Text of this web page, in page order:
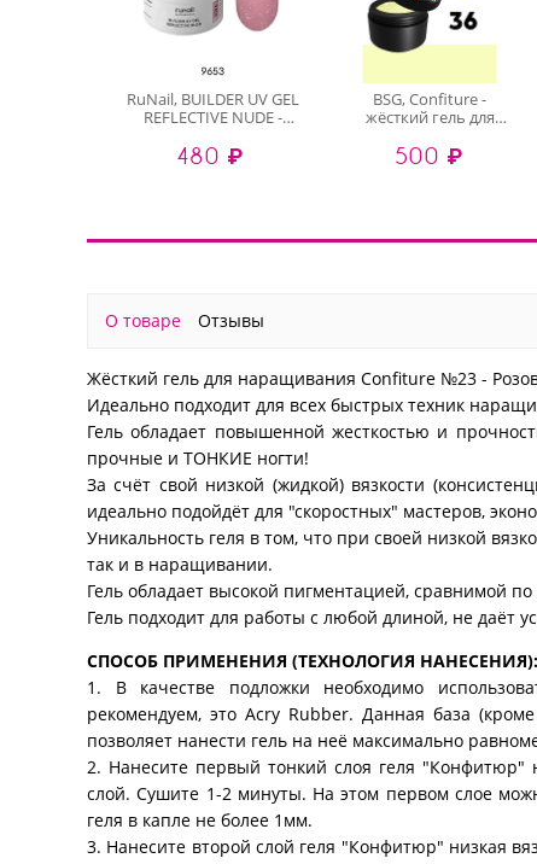
RuNail, BUILDER UV GEL
REFLECTIVE NUDE -
гель
светоотражающий
480 ₽
BSG, Confiture -
жёсткий гель для
(высокая вязкость), 13
гр
500 ₽
О товаре Отзывы
Жёсткий гель для наращивания Confiture №23 -
Идеально подходит для всех быстрых техник
Гель обладает повышенной жесткостью и
прочные и ТОНКИЕ ногти!
За счёт свой низкой (жидкой) вязкости
идеально подойдёт для "скоростных" мастеров,
Уникальность геля в том, что при своей низкой
так и в наращивании.
Гель обладает высокой пигментацией, сравнимой по
Гель подходит для работы с любой длиной, не даёт
СПОСОБ ПРИМЕНЕНИЯ (ТЕХНОЛОГИЯ НАНЕСЕНИЯ):
1. В качестве подложки необходимо
рекомендуем, это Acry Rubber. Данная база
позволяет нанести гель на неё максимально
2. Нанесите первый тонкий слоя геля "Конфитюр"
слой. Сушите 1-2 минуты. На этом первом слое
геля в капле не более 1мм.
3. Нанесите второй слой геля "Конфитюр" низкая